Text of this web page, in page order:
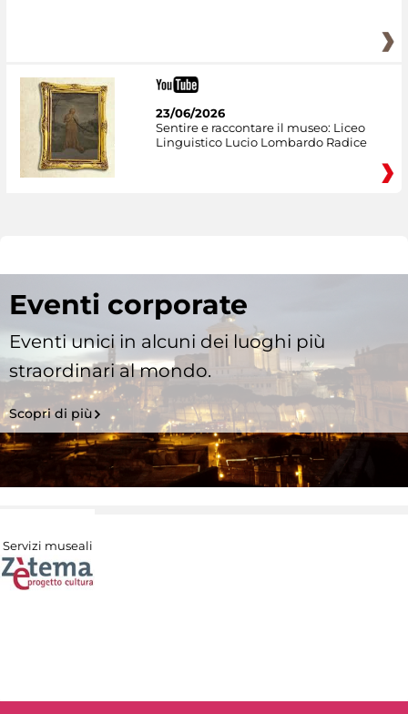
23/06/2026
Sentire e raccontare il museo: Liceo
Linguistico Lucio Lombardo Radice
Eventi corporate
Eventi unici in alcuni dei luoghi più
straordinari al mondo.
Scopri di più
Servizi museali